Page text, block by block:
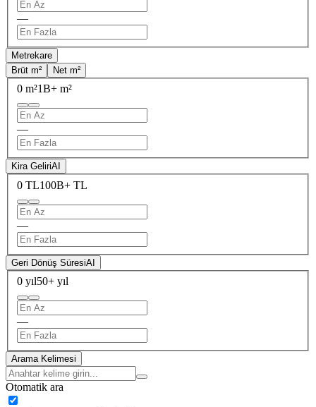
—
Metrekare
Brüt m²
Net m²
0 m²1B+ m²
—
Kira GeliriAI
0 TL100B+ TL
—
Geri Dönüş SüresiAI
0 yıl50+ yıl
—
Arama Kelimesi
Otomatik ara